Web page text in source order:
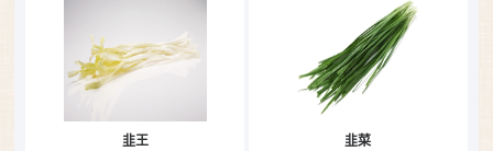
韭王 韭菜